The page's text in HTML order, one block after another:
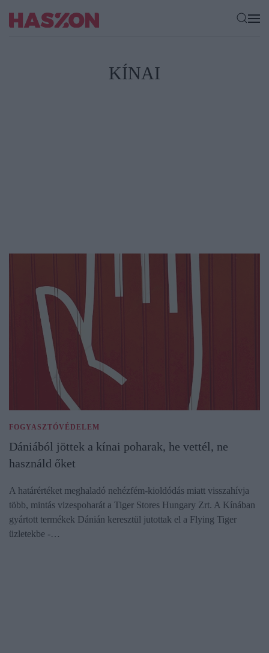
KÍNAI
FOGYASZTÓVÉDELEM
Dániából jöttek a kínai poharak, he vettél, ne
használd őket
A határértéket meghaladó nehézfém-kioldódás miatt visszahívja
több, mintás vizespoharát a Tiger Stores Hungary Zrt. A Kínában
gyártott termékek Dánián keresztül jutottak el a Flying Tiger
üzletekbe -…